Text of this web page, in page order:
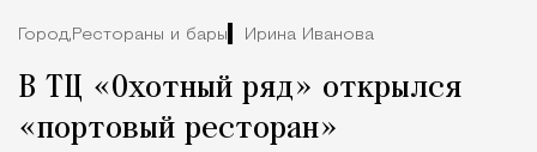
Город, Рестораны и бары Ирина Иванова
В ТЦ «Охотный ряд» открылся
«портовый ресторан»